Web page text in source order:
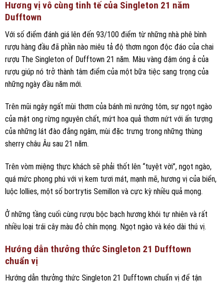
Hương vị vô cùng tinh tế của Singleton 21 năm
Dufftown
Với số điểm đánh giá lên đến 93/100 điểm từ những nhà phê bình
rượu hàng đầu đã phần nào miêu tả độ thơm ngon độc đáo của chai
rượu The Singleton of Dufftown 21 năm. Màu vàng đậm óng ả của
rượu giúp nó trở thành tâm điểm của một bữa tiệc sang trọng của
những ngày đầu năm mới.
Trên mũi ngây ngất mùi thơm của bánh mì nướng tôm, sự ngọt ngào
của mật ong rừng nguyên chất, mứt hoa quả thơm nứt với ấn tượng
của những lát đào đắng ngâm, mùi đặc trưng trong những thùng
sherry châu Âu sau 21 năm.
Trên vòm miệng thực khách sẽ phải thốt lên “tuyệt vời”, ngọt ngào,
quá mức phong phú với vị kem tươi mát, mạnh mẽ, hương vị của biển,
luộc lollies, một số bortrytis Semillon và cực kỳ nhiều quả mọng.
Ở những tầng cuối cùng rượu bộc bạch hương khói tự nhiên và rất
nhiều loại trái cây màu đỏ chín mọng. Ngọt ngào và kéo dài thú vị.
Hướng dẫn thưởng thức Singleton 21 Dufftown
chuẩn vị
Hướng dẫn thưởng thức Singleton 21 Dufftown chuẩn vị để tận